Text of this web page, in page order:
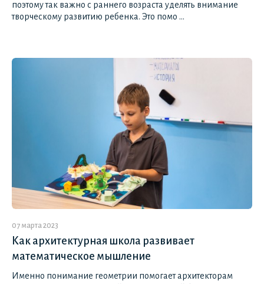
поэтому так важно с раннего возраста уделять внимание
творческому развитию ребенка. Это помо ...
07 марта 2023
Как архитектурная школа развивает
математическое мышление
Именно понимание геометрии помогает архитекторам